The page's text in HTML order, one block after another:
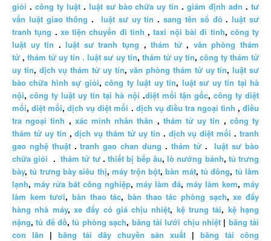
giỏi . công ty luật. luật sư bào chữa uy tín .giám định adn .tư
vấn luật giao thông . luật sư uy tín .sang tên sổ đỏ.luật sư
tranh tụng . xe tiện chuyến đi tỉnh ,taxi nội bài đi tỉnh, công ty
luật uy tín .luật sư tranh tụng ,thám tử, văn phòng thám
tử ,thám tử uy tín . luật sư uy tín, thám tử uy tín, công ty thám tử
uy tín, dịch vụ thám tử uy tín,văn phòng thám tử uy tín,luật sư
bào chữa hình sự giỏi,công ty luật uy tín, luật sư uy tín tại hà
nội,công ty luật uy tín tại hà nội .diệt mối tận gốc, công ty diệt
mối,diệt mối,dịch vụ diệt mối . dịch vụ điều tra ngoại tình ,điều
tra ngoại tình , xác minh nhân thân , thám tử uy tín , công ty
thám tử uy tín ,dịch vụ thám tử uy tín . dịch vụ diệt mối .tranh
gao nghệ thuật.tranh gao chan dung . thám tử.luật sư bào
chữa giỏi .thám tử tư.thiết bị bếp âu,lò nướng bánh, tủ trưng
bày,tủ trưng bày siêu thị,máy trộn bột,bàn mát, tủ đông, tủ làm
lạnh, máy rửa bát công nghiệp, máy làm đá, máy làm kem, máy
làm kem tươi,bàn thao tác,bàn thao tác phòng sạch,xe đẩy
hàng nhà máy, xe đẩy có giá chịu nhiệt, kệ trung tải, kệ hạng
nặng,tủ để đồ,tủ phòng sạch, băng tải lưới chịu nhiệt| băng tải
con lăn | băng tải dây chuyền sản xuất | băng tải công